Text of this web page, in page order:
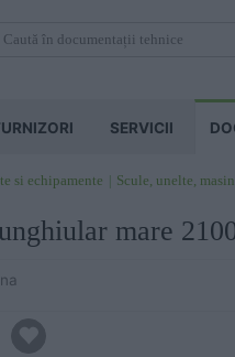
SERVICII
si echipamente Scule, unelte,
mare